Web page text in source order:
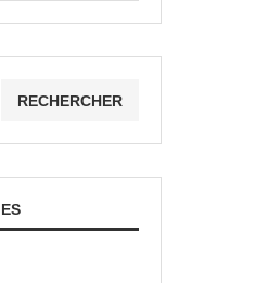
RECHERCHER